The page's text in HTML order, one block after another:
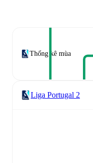
Thống kê mùa
Liga Portugal 2